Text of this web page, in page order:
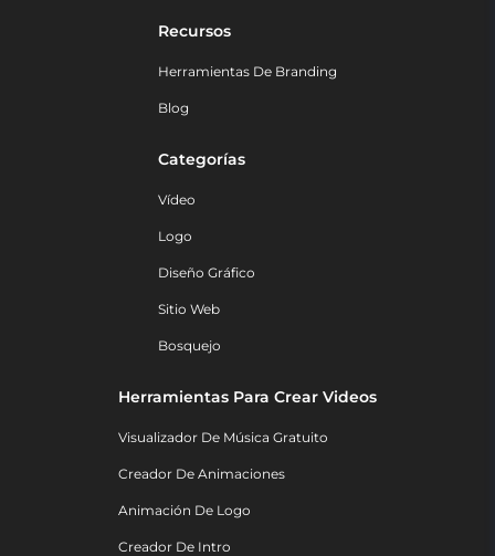
Recursos
Herramientas De Branding
Blog
Categorías
Vídeo
Logo
Diseño Gráfico
Sitio Web
Bosquejo
Herramientas Para Crear Videos
Visualizador De Música Gratuito
Creador De Animaciones
Animación De Logo
Creador De Intro